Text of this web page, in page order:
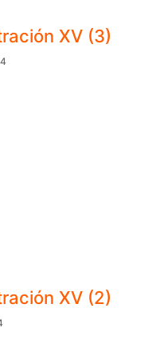
XV (3)
XV (2)